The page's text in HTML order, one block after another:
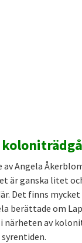
Angela
är ganska litet
Det finns
berättade om
närheten av